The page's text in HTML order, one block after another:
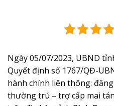
Ngày 05/07/2023, UBND
Quyết định số 1767/QĐ-
hành chính liên thông:
thường trú – trợ cấp mai